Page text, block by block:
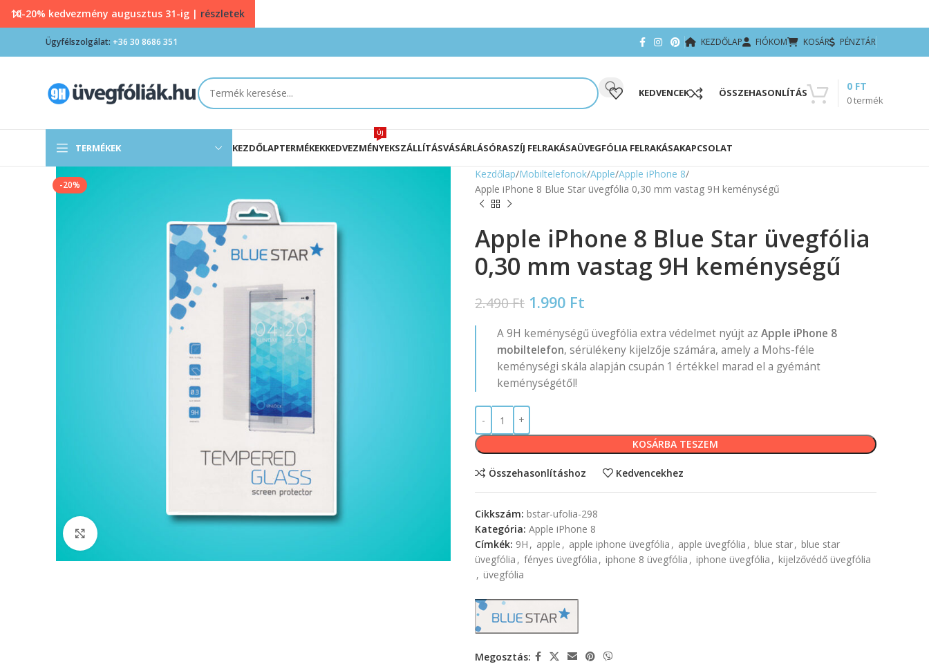
Ügyfélszolgálat: +36 30 8686 351 KEZDŐLAP FIÓKOM KOSÁR PÉNZTÁR
KEDVENCEK ÖSSZEHASONLÍTÁS
0termék
0 FT
TERMÉKEK KEZDŐLAPTERMÉKEKKEDVEZMÉNYEK
ÚJ
SZÁLLÍTÁSVÁSÁRLÁSÓRASZÍJ FELRAKÁSAÜVEGFÓLIA FELRAKÁSAKAPCSOLAT
-20%
Kezdőlap Mobiltelefonok Apple Apple iPhone 8
Apple iPhone 8 Blue Star üvegfólia 0,30 mm vastag 9H keménységű
Apple iPhone 8 Blue Star üvegfólia
0,30 mm vastag 9H keménységű
2.490Ft 1.990 Ft
A 9H keménységű üvegfólia extra védelmet nyújt az Apple iPhone 8
mobiltelefon, sérülékeny kijelzője számára, amely a Mohs-féle
keménységi skála alapján csupán 1 értékkel marad el a gyémánt
keménységétől!
KOSÁRBA TESZEM
Összehasonlításhoz Kedvencekhez
Cikkszám: bstar-ufolia-298
Kategória: Apple iPhone 8
Címkék: 9H , apple , apple iphone üvegfólia , apple üvegfólia , blue star, blue star
üvegfólia , fényes üvegfólia , iphone 8 üvegfólia , iphone üvegfólia , kijelzővédő üvegfólia
, üvegfólia
Megosztás:
10-20% kedvezmény augusztus 31-ig | részletek